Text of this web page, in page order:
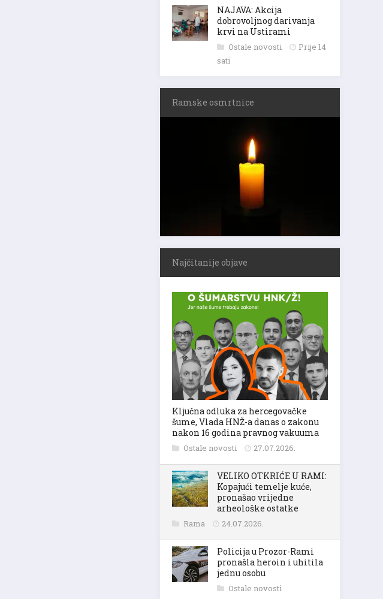
NAJAVA: Akcija
dobrovoljnog darivanja
krvi na Ustirami
Ostale novosti
Prije 14
sati
Ramske osmrtnice
Najčitanije objave
Ključna odluka za hercegovačke
šume, Vlada HNŽ-a danas o zakonu
nakon 16 godina pravnog vakuuma
Ostale novosti 27.07.2026.
VELIKO OTKRIĆE U RAMI:
Kopajući temelje kuće,
pronašao vrijedne
arheološke ostatke
Rama 24.07.2026.
Policija u Prozor-Rami
pronašla heroin i uhitila
jednu osobu
Ostale novosti